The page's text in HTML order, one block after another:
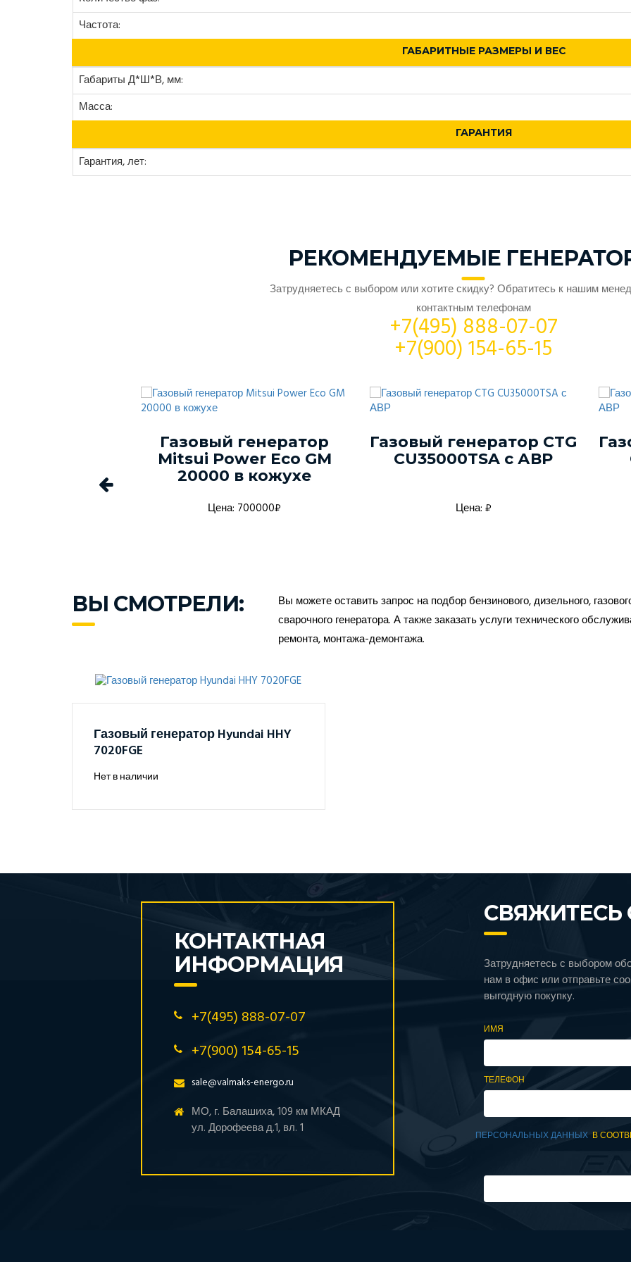
Частота:
ГАБАРИТНЫЕ РАЗМЕРЫ И ВЕС
Габариты Д*Ш*В, мм:
Масса:
ГАРАНТИЯ
Гарантия, лет:
РЕКОМЕНДУЕМЫЕ
Затрудняетесь с выбором или хотите скидку? Обратитесь к нашим
контактным телефонам
+7(495) 888-07-07
+7(900) 154-65-15
Газовый генератор CTG
CU35000TSA с АВР
Цена: ₽
Газовый генератор CTG
CG10000SA с АВР
Цена: 535000₽
ВЫ СМОТРЕЛИ:
Вы можете оставить запрос на подбор бензинового, дизельного,
сварочного генератора. А также заказать услуги технического
ремонта, монтажа-демонтажа.
Газовый генератор Hyundai HHY
7020FGE
Нет в наличии
КОНТАКТНАЯ
ИНФОРМАЦИЯ
+7(495) 888-07-07
+7(900) 154-65-15
sale@valmaks-energo.ru
МО, г. Балашиха, 109 км МКАД
ул. Дорофеева д.1, вл. 1
СВЯЖИТЕСЬ
Затрудняетесь с выбором
нам в офис или отправьте
выгодную покупку.
ИМЯ
ТЕЛЕФОН
ПЕРСОНАЛЬНЫХ ДАННЫХ В